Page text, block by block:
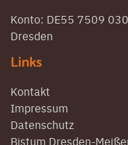
Konto: DE55 7509
Dresden
Links
Kontakt
Impressum
Datenschutz
Bistum Dresden-